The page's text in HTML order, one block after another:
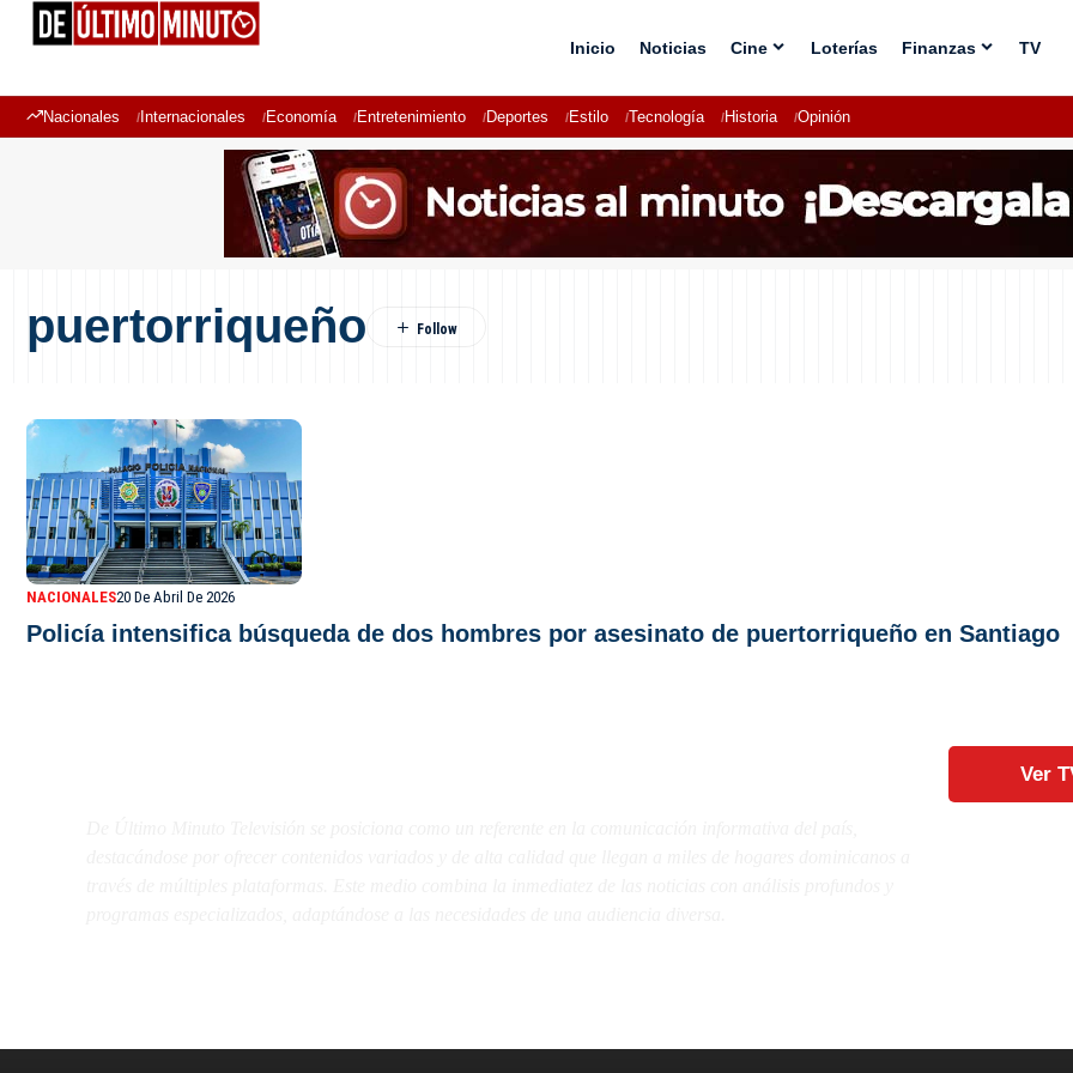
Inicio Noticias Cine Loterías Finanzas TV
Nacionales Internacionales Economía Entretenimiento Deportes Estilo Tecnología Historia Opinión
puertorriqueño
NACIONALES20 De Abril De 2026
Policía intensifica búsqueda de dos hombres por asesinato de puertorriqueño en Santiago
Ver